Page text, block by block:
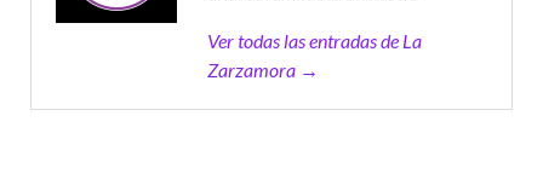
Ver todas las entradas de La
Zarzamora →